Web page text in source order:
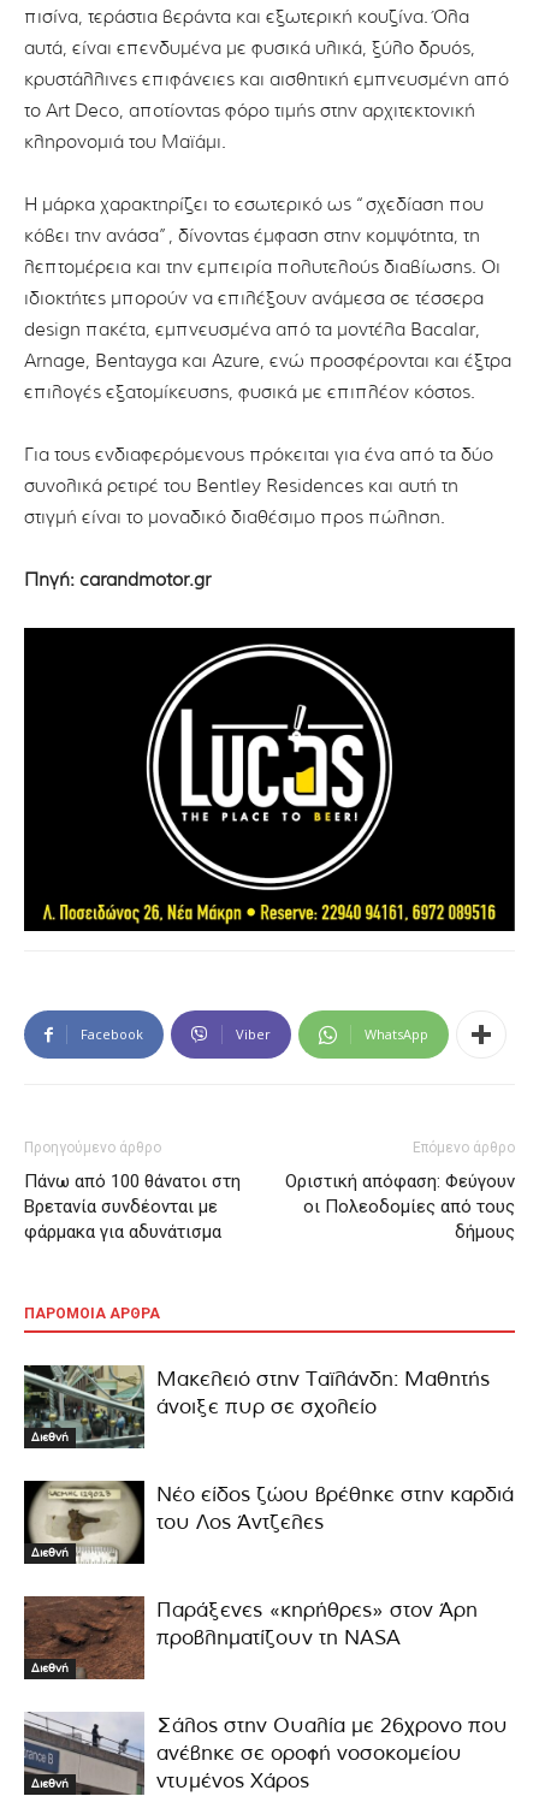
πισίνα, τεράστια βεράντα και εξωτερική κουζίνα. Όλα
αυτά, είναι επενδυμένα με φυσικά υλικά, ξύλο δρυός,
κρυστάλλινες επιφάνειες και αισθητική εμπνευσμένη από
το Art Deco, αποτίοντας φόρο τιμής στην αρχιτεκτονική
κληρονομιά του Μαϊάμι.
Η μάρκα χαρακτηρίζει το εσωτερικό ως “σχεδίαση που
κόβει την ανάσα”, δίνοντας έμφαση στην κομψότητα, τη
λεπτομέρεια και την εμπειρία πολυτελούς διαβίωσης. Οι
ιδιοκτήτες μπορούν να επιλέξουν ανάμεσα σε τέσσερα
design πακέτα, εμπνευσμένα από τα μοντέλα Bacalar,
Arnage, Bentayga και Azure, ενώ προσφέρονται και έξτρα
επιλογές εξατομίκευσης, φυσικά με επιπλέον κόστος.
Για τους ενδιαφερόμενους πρόκειται για ένα από τα δύο
συνολικά ρετιρέ του Bentley Residences και αυτή τη
στιγμή είναι το μοναδικό διαθέσιμο προς πώληση.
Πηγή: carandmotor.gr
Facebook Viber WhatsApp
Προηγούμενο άρθρο
Πάνω από 100 θάνατοι στη
Βρετανία συνδέονται με
φάρμακα για αδυνάτισμα
Επόμενο άρθρο
Οριστική απόφαση: Φεύγουν
οι Πολεοδομίες από τους
δήμους
ΠΑΡΟΜΟΙΑ ΑΡΘΡΑ
Διεθνή
Μακελειό στην Ταϊλάνδη: Μαθητής
άνοιξε πυρ σε σχολείο
Διεθνή
Νέο είδος ζώου βρέθηκε στην καρδιά
του Λος Άντζελες
Διεθνή
Παράξενες «κηρήθρες» στον Άρη
προβληματίζουν τη NASA
Διεθνή
Σάλος στην Ουαλία με 26χρονο που
ανέβηκε σε οροφή νοσοκομείου
ντυμένος Χάρος